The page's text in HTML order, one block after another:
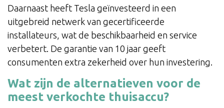
Daarnaast heeft Tesla geïnvesteerd in een
uitgebreid netwerk van gecertificeerde
installateurs, wat de beschikbaarheid en service
verbetert. De garantie van 10 jaar geeft
consumenten extra zekerheid over hun investering.
Wat zijn de alternatieven voor de
meest verkochte thuisaccu?